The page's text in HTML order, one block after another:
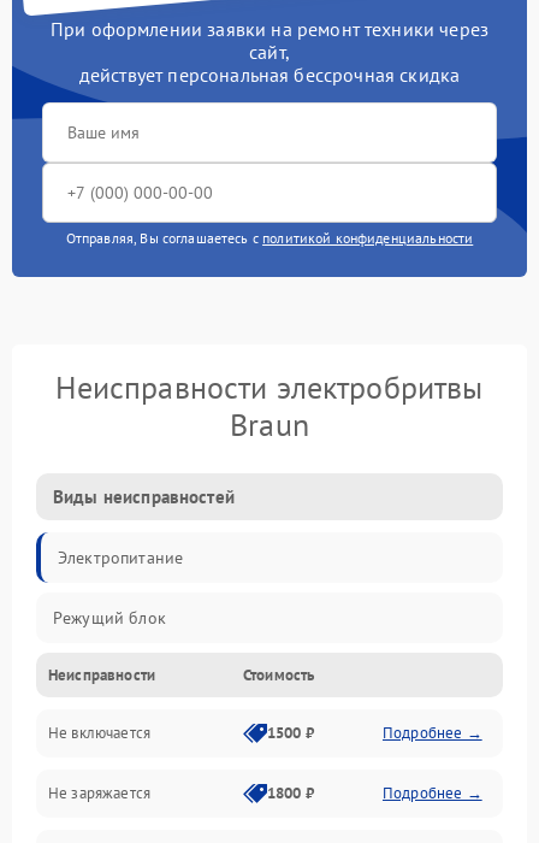
При оформлении заявки на ремонт техники через
сайт,
действует персональная бессрочная скидка
Отправляя, Вы соглашаетесь с политикой конфиденциальности
Неисправности электробритвы
Braun
Виды неисправностей
Электропитание
Режущий блок
Неисправности Стоимость
Не включается 1500 ₽ Подробнее →
Не заряжается 1800 ₽ Подробнее →